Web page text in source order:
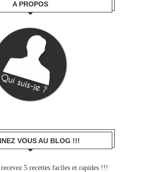
A PROPOS
VOUS AU BLOG !!!
5 recettes faciles et rapides !!!